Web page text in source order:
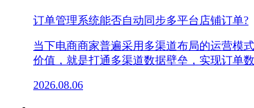
订单管理系统能否自动同步多平台店铺订单?
当下电商商家普遍采用多渠道布局的运营模
价值，就是打通多渠道数据壁垒，实现订单
2026.08.06